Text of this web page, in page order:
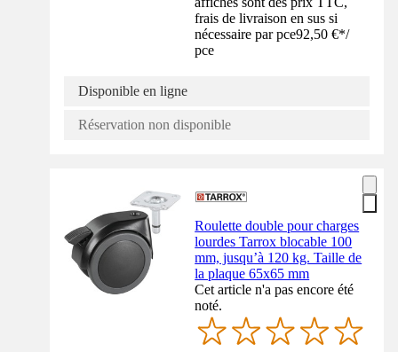
frais de livraison en sus si
nécessaire par pce92,50 €*/
pce
Disponible en ligne
Réservation non disponible
Roulette double pour charges
lourdes Tarrox blocable 100
mm, jusqu’à 120 kg. Taille de
la plaque 65x65 mm
Cet article n'a pas encore été
noté.